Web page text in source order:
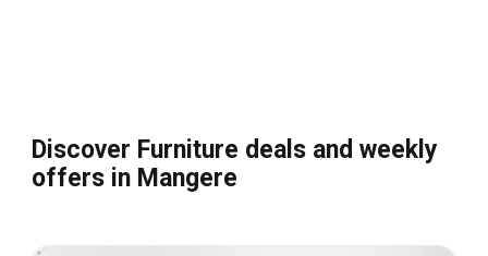
Discover Furniture deals and weekly
offers in Mangere